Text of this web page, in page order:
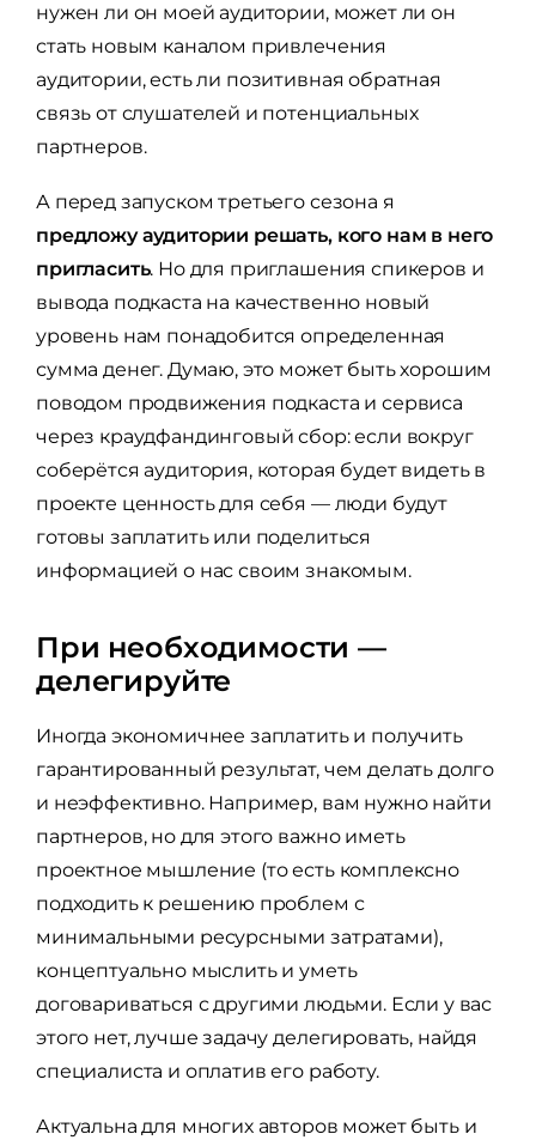
нужен ли он моей аудитории, может ли он
стать новым каналом привлечения
аудитории, есть ли позитивная обратная
связь от слушателей и потенциальных
партнеров.
А перед запуском третьего сезона я
предложу аудитории решать, кого нам в него
пригласить. Но для приглашения спикеров и
вывода подкаста на качественно новый
уровень нам понадобится определенная
сумма денег. Думаю, это может быть хорошим
поводом продвижения подкаста и сервиса
через краудфандинговый сбор: если вокруг
соберётся аудитория, которая будет видеть в
проекте ценность для себя — люди будут
готовы заплатить или поделиться
информацией о нас своим знакомым.
При необходимости —
делегируйте
Иногда экономичнее заплатить и получить
гарантированный результат, чем делать долго
и неэффективно. Например, вам нужно найти
партнеров, но для этого важно иметь
проектное мышление (то есть комплексно
подходить к решению проблем с
минимальными ресурсными затратами),
концептуально мыслить и уметь
договариваться с другими людьми. Если у вас
этого нет, лучше задачу делегировать, найдя
специалиста и оплатив его работу.
Актуальна для многих авторов может быть и